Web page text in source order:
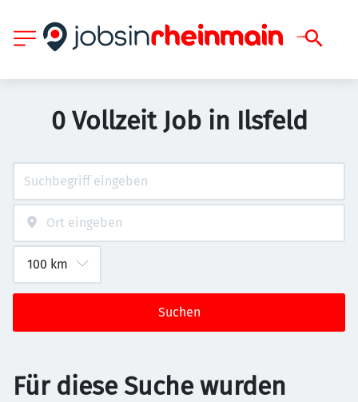
0 Vollzeit Job in Ilsfeld
Suchen
Für diese Suche wurden